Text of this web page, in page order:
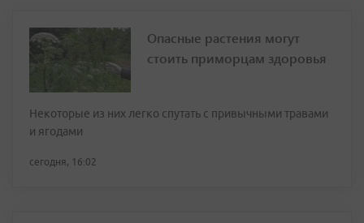
Опасные растения могут
стоить приморцам здоровья
Некоторые из них легко спутать с привычными травами
и ягодами
сегодня, 16:02